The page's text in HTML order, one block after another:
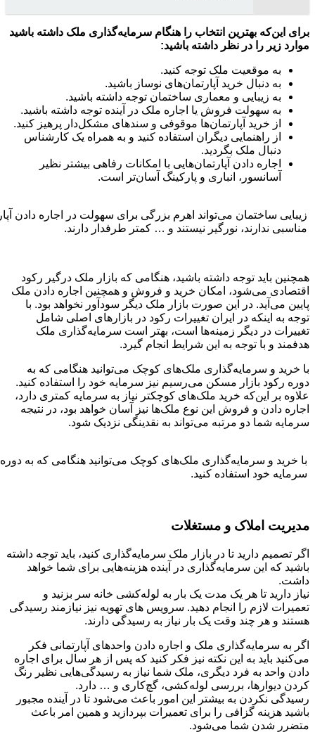
برای این‌که بهترین انتخاب را هنگام سرمایه‌گذاری ملک داشته باشید
موارد زیر را در نظر داشته باشید:
به موقعیت ملک توجه کنید.
به دنبال خرید آپارتمان‌های نوساز باشید.
به زیبایی و معماری ساختمان توجه داشته باشید.
به سهولت فروش یا اجاره ملک در آینده توجه داشته باشید.
از خرید آپارتمان‌ها موقوفی و سندهای مشکل‌دار پرهیز کنید.
از راهنمایی دیگران استفاده کنید و به همراه یک کارشناس
دنبال ملک بگردید.
اجاره دادن آپارتمان‌هایی با امکانات رفاهی بیشتر نظیر
آسانسور، انباری و پارکینگ آسان‌تر است.
زیبایی ساختمان می‌تواند اهرم بزرگی برای سهولت در اجاره دادن
مناسبی ندارند، نورگیر نیستند و … کمتر طرفدار دارند.
همچنین باید توجه داشته باشید، هنگامی که بازار ملک درگیر رکود
اقتصادی می‌شود، امکان خرید و فروش و همچنین اجاره دادن ملک
پایین می‌آید. در این صورت بازار ملک دیگر سودآور نخواهد بود. با
توجه به اینکه در ایران تغییرات رکود در بازارهای اصلی شامل
تغییرات در دیگر زمینه‌ها است، بهتر است سرمایه‌گذاری ملک
هدفمند و با توجه به این شرایط انجام گیرد.
با خرید و سرمایه‌گذاری ملک‌های کوچک می‌توانید هنگامی که به
دوره رکود بازار مسکن می‌رسیم نیز سرمایه خود را استفاده کنید.
علاوه بر این‌که خرید ملک‌های کوچکتر نیاز به سرمایه کمتری دارد،
اجاره دادن و فروش این نوع ملک‌ها نیز آسان خواهد بود، در نتیجه
سرمایه شما دو مرتبه می‌تواند به نقدینگی نزدیک شود.
با خرید و سرمایه‌گذاری ملک‌های کوچک می‌توانید هنگامی که به
سرمایه خود استفاده کنید.
مدیریت املاک و مستغلات
اگر تصمیم دارید تا در بازار ملک سرمایه‌گذاری کنید، باید توجه داشته
باشید که این سرمایه‌گذاری در آینده هزینه‌هایی برای شما خواهد
داشت.
نیاز دارید تا هر یک مدت یک بار به لوله‌کشی خانه سر بزنید و
تعمیرات لازم را انجام دهید. سرویس های تهویه نیز نیازمند رسیدگی
هستند و هر چند وقت یک بار نیاز به رسیدگی دارند.
اگر به سرمایه‌گذاری ملک و اجاره دادن واحدهای آپارتمانی فکر
می‌کنید باید به این نکته نیز فکر کنید که پس از هر سال برای اجاره
دادن واحد به فرد دیگری، ملک شما نیاز به رسیدگی‌هایی نظیر رنگ
کردن دیوارها، بررسی لوله‌کشی، گچ‌کاری و … دارد.
رسیدگی نکردن به بیشتر این امور باعث می‌شود تا در آینده مجبور
باشید هزینه گزافی را برای تعمیرات بپردازید و همین امر باعث
متضرر شدن شما می‌شود.